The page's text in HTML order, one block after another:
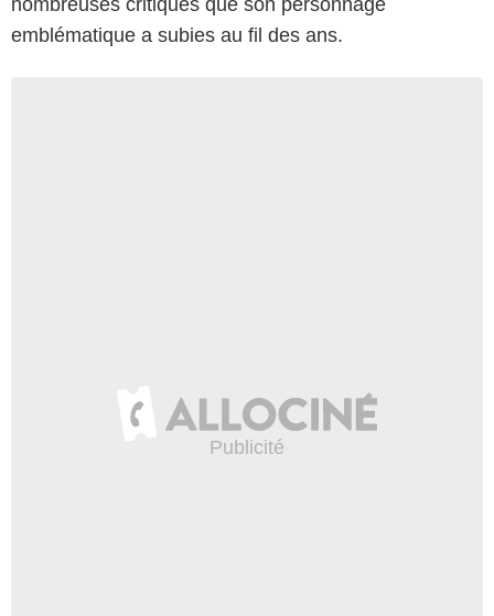
nombreuses critiques que son personnage
emblématique a subies au fil des ans.